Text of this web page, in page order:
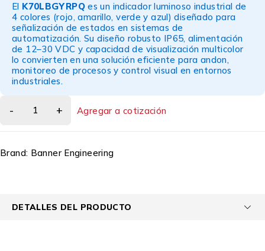
El K70LBGYRPQes un indicador luminoso industrial de
4 colores (rojo, amarillo, verde y azul) diseñado para
señalización de estados en sistemas de
automatización. Su diseño robusto IP65, alimentación
de 12–30 VDC y capacidad de visualización multicolor
lo convierten en una solución eficiente para andon,
monitoreo de procesos y control visual en entornos
industriales.
Agregar a cotización
Brand: Banner Engineering
DETALLES DEL PRODUCTO